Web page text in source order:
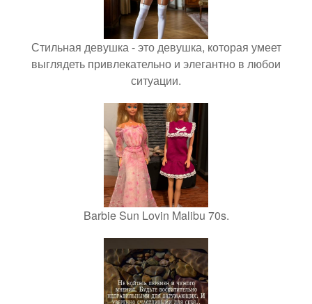
Стильная девушка - это девушка, которая умеет
выглядеть привлекательно и элегантно в любои
ситуации.
Barbie Sun Lovin Malibu 70s.